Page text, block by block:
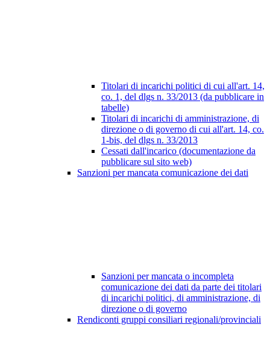
Titolari di incarichi politici di cui all'art. 14,
co. 1, del dlgs n. 33/2013 (da pubblicare in
tabelle)
Titolari di incarichi di amministrazione, di
direzione o di governo di cui all'art. 14, co.
1-bis, del dlgs n. 33/2013
Cessati dall'incarico (documentazione da
pubblicare sul sito web)
Sanzioni per mancata comunicazione dei dati
Sanzioni per mancata o incompleta
comunicazione dei dati da parte dei titolari
di incarichi politici, di amministrazione, di
direzione o di governo
Rendiconti gruppi consiliari regionali/provinciali